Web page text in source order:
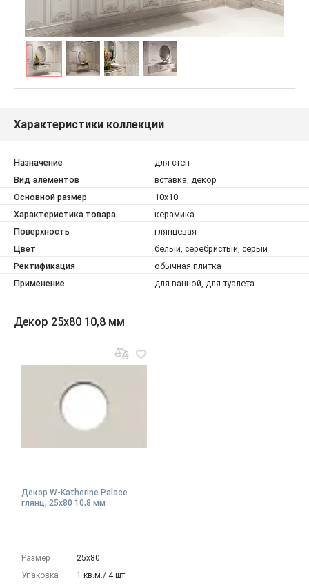
Характеристики коллекции
Назначение
для стен
Вид элементов
вставка, декор
Основной размер
10x10
Характеристика товара
керамика
Поверхность
глянцевая
Цвет
белый, серебристый, серый
Ректификация
обычная плитка
Применение
для ванной, для туалета
Декор 25x80 10,8 мм
Декор W-Katherine Palace
глянц, 25x80 10,8 мм
Размер
25х80
Упаковка
1 кв.м./ 4 шт.